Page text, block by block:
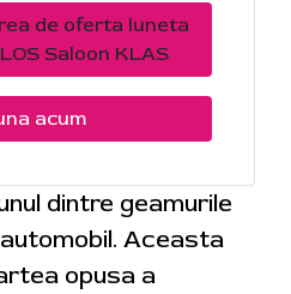
de oferta luneta
Saloon KLAS
acum
dintre geamurile
Aceasta
opusa a